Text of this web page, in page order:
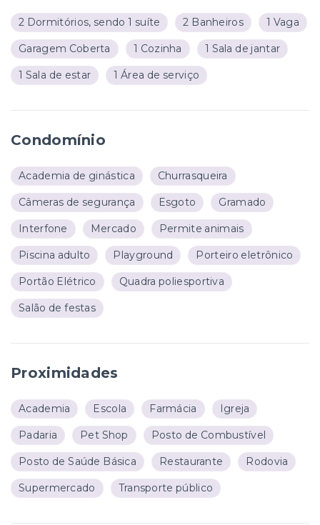
2 Dormitórios, sendo 1 suíte 2 Banheiros 1 Vaga
Garagem Coberta 1 Cozinha 1 Sala de jantar
1 Sala de estar 1 Área de serviço
Condomínio
Academia de ginástica Churrasqueira
Câmeras de segurança Esgoto Gramado
Interfone Mercado Permite animais
Piscina adulto Playground Porteiro eletrônico
Portão Elétrico Quadra poliesportiva
Salão de festas
Proximidades
Academia Escola Farmácia Igreja
Padaria Pet Shop Posto de Combustível
Posto de Saúde Básica Restaurante Rodovia
Supermercado Transporte público